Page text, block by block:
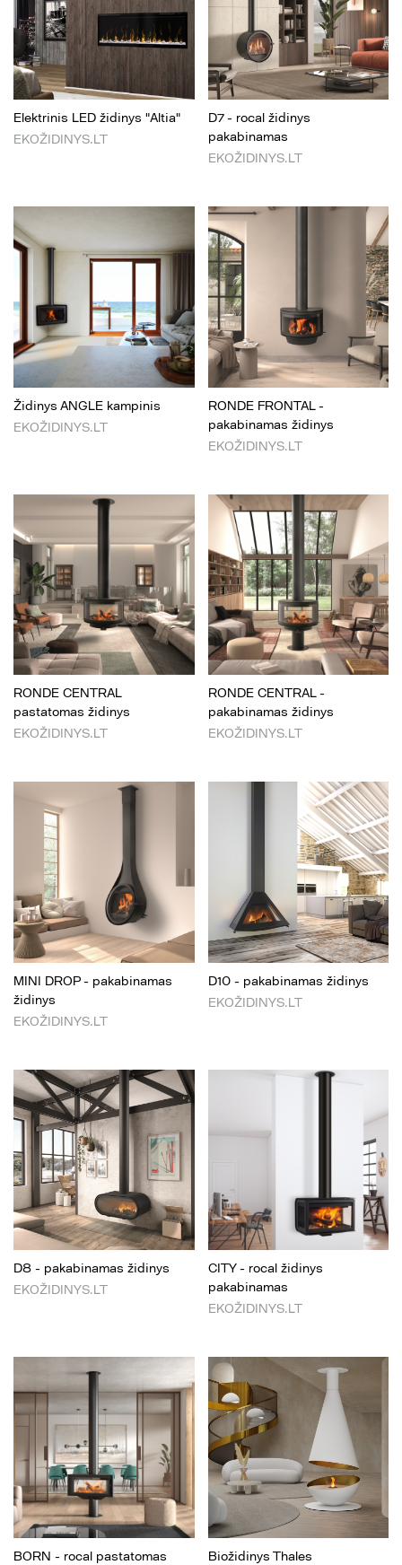
Elektrinis LED židinys "Altia"
EKOŽIDINYS.LT
D7 - rocal židinys
pakabinamas
EKOŽIDINYS.LT
Židinys ANGLE kampinis
EKOŽIDINYS.LT
RONDE FRONTAL -
pakabinamas židinys
EKOŽIDINYS.LT
RONDE CENTRAL
pastatomas židinys
EKOŽIDINYS.LT
RONDE CENTRAL -
pakabinamas židinys
EKOŽIDINYS.LT
MINI DROP - pakabinamas
židinys
EKOŽIDINYS.LT
D10 - pakabinamas židinys
EKOŽIDINYS.LT
D8 - pakabinamas židinys
EKOŽIDINYS.LT
CITY - rocal židinys
pakabinamas
EKOŽIDINYS.LT
BORN - rocal pastatomas
Biožidinys Thales